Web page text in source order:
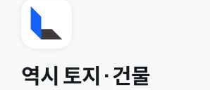
역시 토지·건물